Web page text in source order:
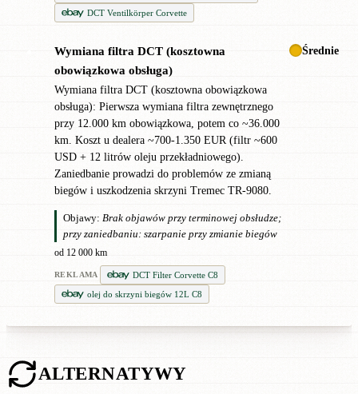
DCT Ventilkörper Corvette
Wymiana filtra DCT (kosztowna
obowiązkowa obsługa)
Wymiana filtra DCT (kosztowna obowiązkowa
obsługa): Pierwsza wymiana filtra zewnętrznego
przy 12.000 km obowiązkowa, potem co ~36.000
km. Koszt u dealera ~700-1.350 EUR (filtr ~600
USD + 12 litrów oleju przekładniowego).
Zaniedbanie prowadzi do problemów ze zmianą
biegów i uszkodzenia skrzyni Tremec TR-9080.
Objawy: Brak objawów przy terminowej obsłudze;
przy zaniedbaniu: szarpanie przy zmianie biegów
od 12 000 km
REKLAMA
DCT Filter Corvette C8
olej do skrzyni biegów 12L C8
Średnie
ALTERNATYWY